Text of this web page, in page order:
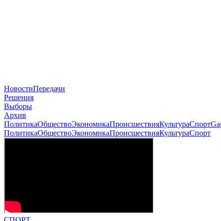
НовостиПередачи
Решения
Выборы
Архив
ПолитикаОбществоЭкономикаПроисшествияКультураСпорт
ПолитикаОбществоЭкономикаПроисшествияКультураСпорт